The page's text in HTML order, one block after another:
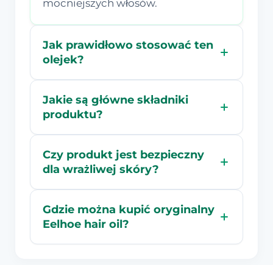
mocniejszych włosów.
Jak prawidłowo stosować ten
olejek?
Jakie są główne składniki
produktu?
Czy produkt jest bezpieczny
dla wrażliwej skóry?
Gdzie można kupić oryginalny
Eelhoe hair oil?